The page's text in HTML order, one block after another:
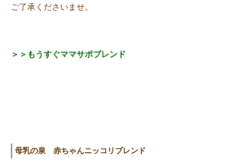
ご了承くださいませ。
＞＞もうすぐママサポブレンド
母乳の泉 赤ちゃんニッコリブレンド